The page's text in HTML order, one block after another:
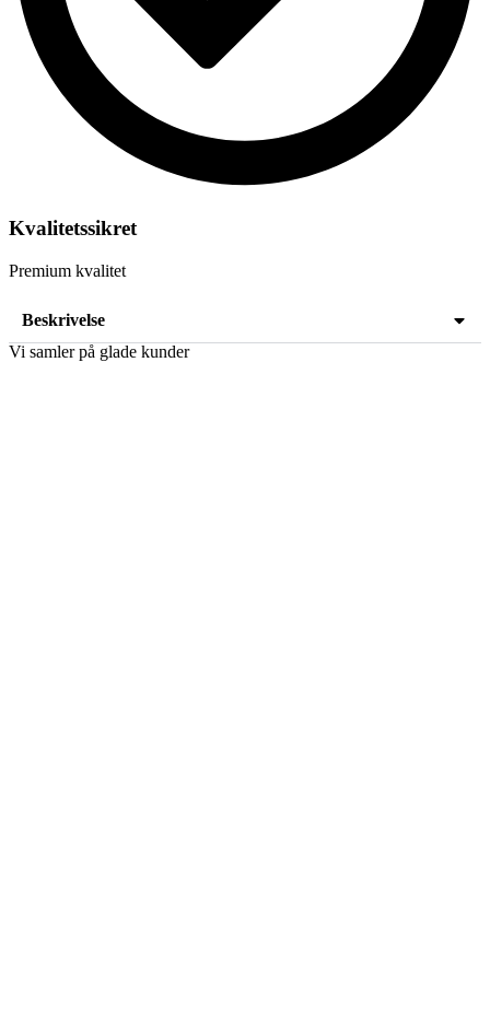
Kvalitetssikret
Premium kvalitet
Beskrivelse
Vi samler på glade kunder